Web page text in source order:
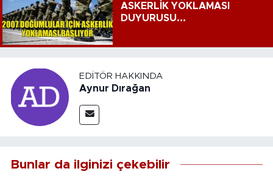
ASKERLİK YOKLAMASI
DUYURUSU...
EDITÖR HAKKINDA
Aynur Dırağan
Bunlar da ilginizi çekebilir